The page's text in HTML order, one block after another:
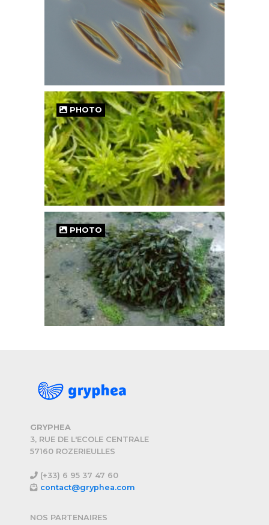
PHOTO
PHOTO
GRYPHEA
3, RUE DE L'ECOLE CENTRALE
57160 ROZERIEULLES
(+33) 6 95 37 47 60
contact@gryphea.com
NOS PARTENAIRES